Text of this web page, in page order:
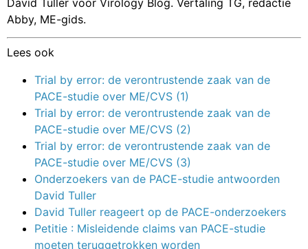
Abby, ME-gids.
Lees ook
Trial by error: de verontrustende zaak van de
PACE-studie over ME/CVS (1)
Trial by error: de verontrustende zaak van de
PACE-studie over ME/CVS (2)
Trial by error: de verontrustende zaak van de
PACE-studie over ME/CVS (3)
Onderzoekers van de PACE-studie antwoorden
David Tuller
David Tuller reageert op de PACE-onderzoekers
Petitie : Misleidende claims van PACE-studie
moeten teruggetrokken worden